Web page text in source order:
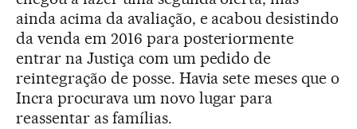
ainda acima da avaliação, e acabou desistindo
da venda em 2016 para posteriormente
entrar na Justiça com um pedido de
reintegração de posse. Havia sete meses que o
Incra procurava um novo lugar para
reassentar as famílias.